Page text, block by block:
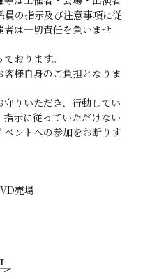
の指示及び注意事項に従
は一切責任を負いませ
おります。
様自身のご負担となりま
りいただき、行動してい
示に従っていただけない
ントへの参加をお断りす
売場